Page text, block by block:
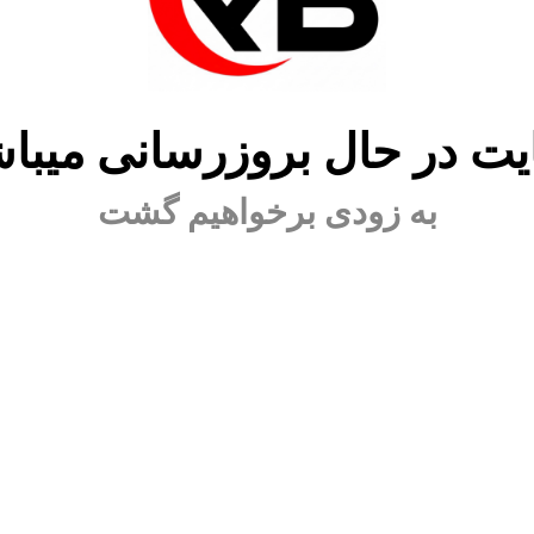
در حال بروزرسانی
به زودی برخواهیم گشت